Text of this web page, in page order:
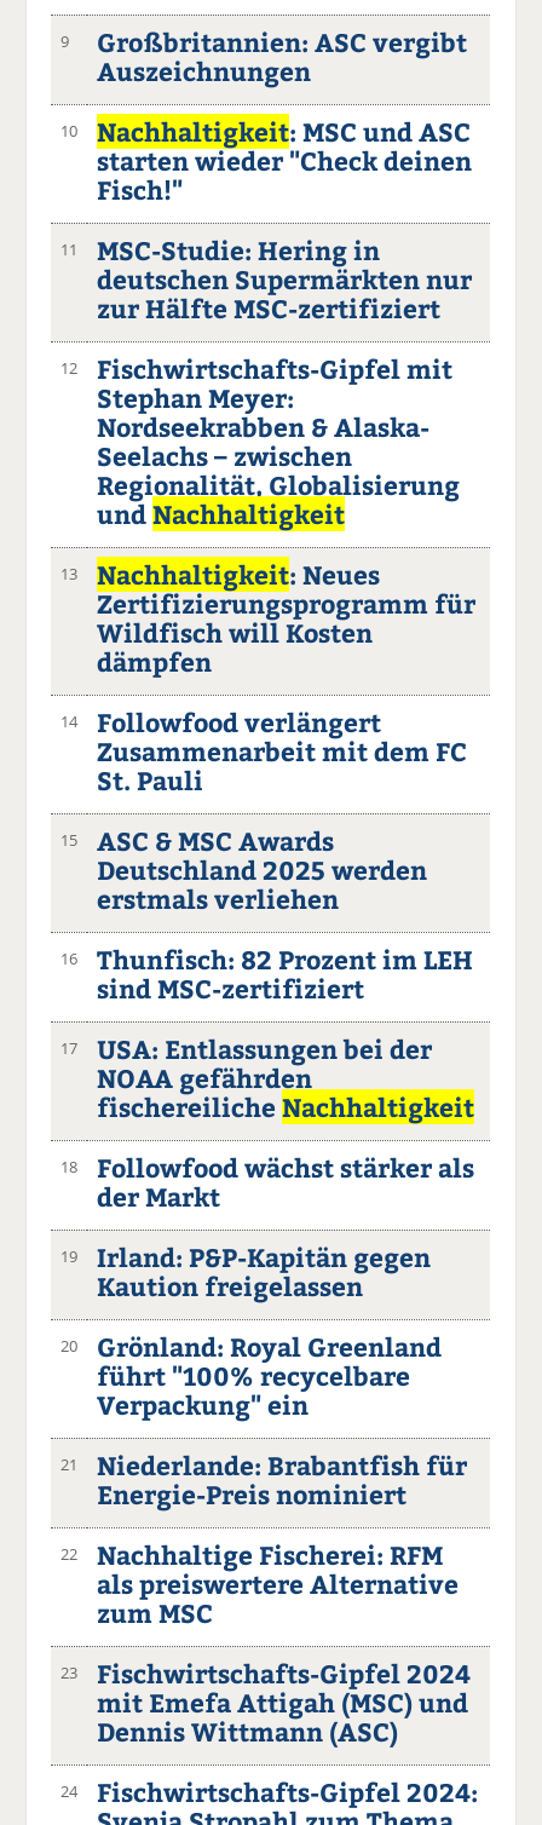
9
Großbritannien: ASC vergibt
Auszeichnungen
10 Nachhaltigkeit: MSC und ASC
starten wieder "Check deinen
Fisch!"
11
MSC-Studie: Hering in
deutschen Supermärkten nur
zur Hälfte MSC-zertifiziert
12
Fischwirtschafts-Gipfel mit
Stephan Meyer:
Nordseekrabben & Alaska-
Seelachs – zwischen
Regionalität, Globalisierung
undNachhaltigkeit
13 Nachhaltigkeit: Neues
Zertifizierungsprogramm für
Wildfisch will Kosten
dämpfen
14
Followfood verlängert
Zusammenarbeit mit dem FC
St. Pauli
15
ASC & MSC Awards
Deutschland 2025 werden
erstmals verliehen
16
Thunfisch: 82 Prozent im LEH
sind MSC-zertifiziert
17
USA: Entlassungen bei der
NOAA gefährden
fischereilicheNachhaltigkeit
18
Followfood wächst stärker als
der Markt
19
Irland: P&P-Kapitän gegen
Kaution freigelassen
20
Grönland: Royal Greenland
führt "100% recycelbare
Verpackung" ein
21
Niederlande: Brabantfish für
Energie-Preis nominiert
22
Nachhaltige Fischerei: RFM
als preiswertere Alternative
zum MSC
23
Fischwirtschafts-Gipfel 2024
mit Emefa Attigah (MSC) und
Dennis Wittmann (ASC)
24
Fischwirtschafts-Gipfel 2024: